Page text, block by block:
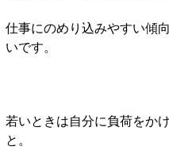
仕事にのめり込みやすい傾
いです。
若いときは自分に負荷をか
と。